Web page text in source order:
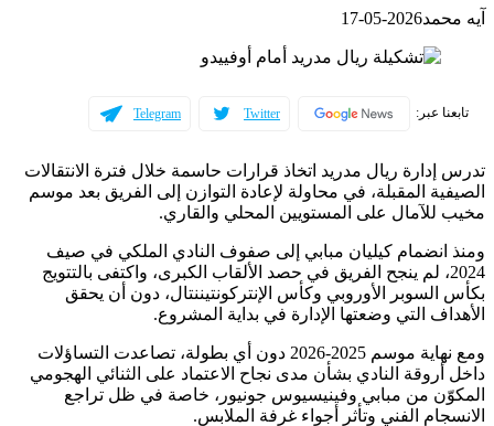
آيه محمد2026-05-17
تابعنا عبر: Twitter
Telegram
تدرس إدارة ريال مدريد اتخاذ قرارات حاسمة خلال فترة الانتقالات
الصيفية المقبلة، في محاولة لإعادة التوازن إلى الفريق بعد موسم
مخيب للآمال على المستويين المحلي والقاري.
ومنذ انضمام كيليان مبابي إلى صفوف النادي الملكي في صيف
2024، لم ينجح الفريق في حصد الألقاب الكبرى، واكتفى بالتتويج
بكأس السوبر الأوروبي وكأس الإنتركونتيننتال، دون أن يحقق
الأهداف التي وضعتها الإدارة في بداية المشروع.
ومع نهاية موسم 2025-2026 دون أي بطولة، تصاعدت التساؤلات
داخل أروقة النادي بشأن مدى نجاح الاعتماد على الثنائي الهجومي
المكوّن من مبابي وفينيسيوس جونيور، خاصة في ظل تراجع
الانسجام الفني وتأثر أجواء غرفة الملابس.